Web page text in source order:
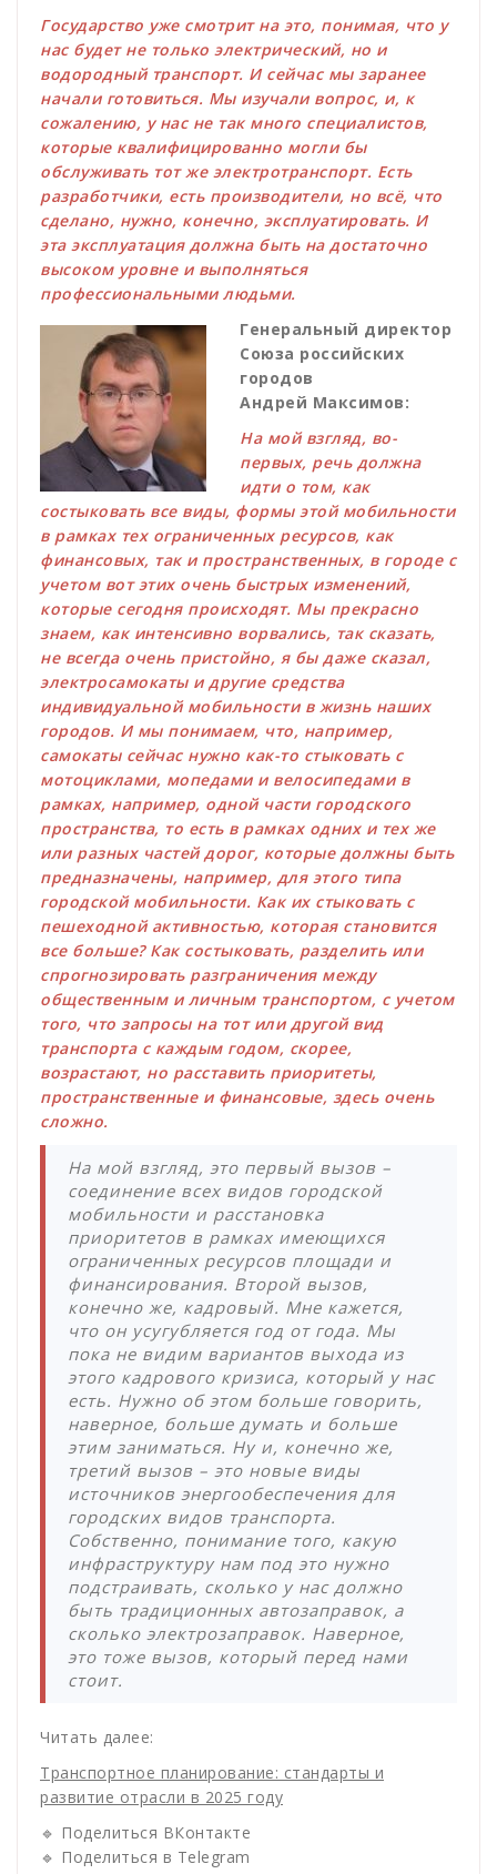
Государство уже смотрит на это, понимая, что у
нас будет не только электрический, но и
водородный транспорт. И сейчас мы заранее
начали готовиться. Мы изучали вопрос, и, к
сожалению, у нас не так много специалистов,
которые квалифицированно могли бы
обслуживать тот же электротранспорт. Есть
разработчики, есть производители, но всё, что
сделано, нужно, конечно, эксплуатировать. И
эта эксплуатация должна быть на достаточно
высоком уровне и выполняться
профессиональными людьми.
Генеральный директор
Союза российских
городов
Андрей Максимов:
На мой взгляд, во-
первых, речь должна
идти о том, как
состыковать все виды, формы этой мобильности
в рамках тех ограниченных ресурсов, как
финансовых, так и пространственных, в городе с
учетом вот этих очень быстрых изменений,
которые сегодня происходят. Мы прекрасно
знаем, как интенсивно ворвались, так сказать,
не всегда очень пристойно, я бы даже сказал,
электросамокаты и другие средства
индивидуальной мобильности в жизнь наших
городов. И мы понимаем, что, например,
самокаты сейчас нужно как-то стыковать с
мотоциклами, мопедами и велосипедами в
рамках, например, одной части городского
пространства, то есть в рамках одних и тех же
или разных частей дорог, которые должны быть
предназначены, например, для этого типа
городской мобильности. Как их стыковать с
пешеходной активностью, которая становится
все больше? Как состыковать, разделить или
спрогнозировать разграничения между
общественным и личным транспортом, с учетом
того, что запросы на тот или другой вид
транспорта с каждым годом, скорее,
возрастают, но расставить приоритеты,
пространственные и финансовые, здесь очень
сложно.
На мой взгляд, это первый вызов –
соединение всех видов городской
мобильности и расстановка
приоритетов в рамках имеющихся
ограниченных ресурсов площади и
финансирования. Второй вызов,
конечно же, кадровый. Мне кажется,
что он усугубляется год от года. Мы
пока не видим вариантов выхода из
этого кадрового кризиса, который у нас
есть. Нужно об этом больше говорить,
наверное, больше думать и больше
этим заниматься. Ну и, конечно же,
третий вызов – это новые виды
источников энергообеспечения для
городских видов транспорта.
Собственно, понимание того, какую
инфраструктуру нам под это нужно
подстраивать, сколько у нас должно
быть традиционных автозаправок, а
сколько электрозаправок. Наверное,
это тоже вызов, который перед нами
стоит.
Читать далее:
Транспортное планирование: стандарты и
развитие отрасли в 2025 году
🔹 Поделиться ВКонтакте
🔹 Поделиться в Telegram